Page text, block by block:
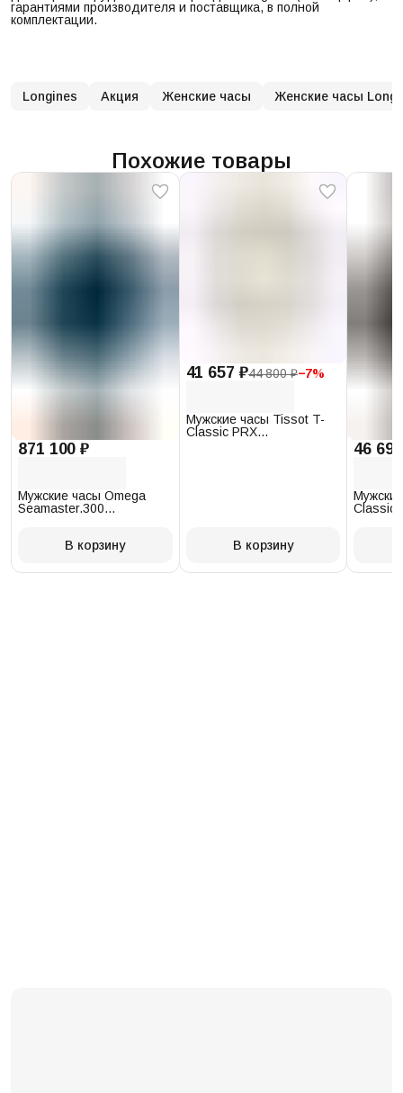
гарантиями производителя и поставщика, в полной
комплектации.
Longines Акция Женские часы Женские часы
Похожие товары
871 100 ₽
Мужские часы Omega
Seamaster.300
В корзину
41 657 ₽44 800 ₽−7%
Мужские часы Tissot T-
Classic PRX
В корзину
46
Classic